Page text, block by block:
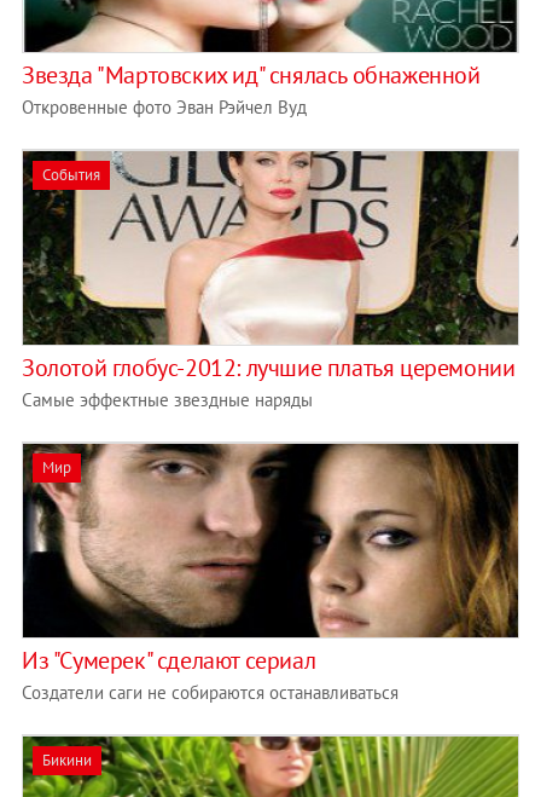
Звезда "Мартовских ид" снялась обнаженной
Откровенные фото Эван Рэйчел Вуд
События
Золотой глобус-2012: лучшие платья церемонии
Самые эффектные звездные наряды
Мир
Из "Сумерек" сделают сериал
Создатели саги не собираются останавливаться
Бикини